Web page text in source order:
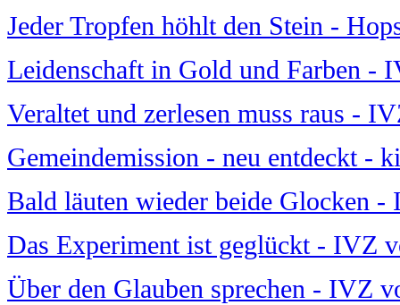
Jeder Tropfen höhlt den Stein -
Leidenschaft in Gold und Farben -
Veraltet und zerlesen muss raus -
Gemeindemission - neu entdeckt -
Bald läuten wieder beide Glocken
Das Experiment ist geglückt - IVZ
Über den Glauben sprechen - IVZ